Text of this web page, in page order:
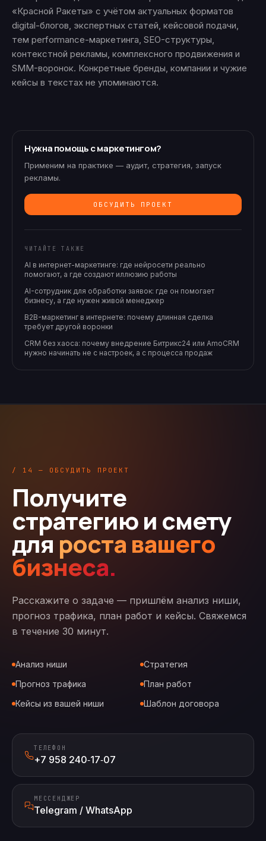
«Красной Ракеты» с учётом актуальных форматов
digital-блогов, экспертных статей, кейсовой подачи,
тем performance-маркетинга, SEO-структуры,
контекстной рекламы, комплексного продвижения и
SMM-воронок. Конкретные бренды, компании и чужие
кейсы в текстах не упоминаются.
Нужна помощь с маркетингом?
Применим на практике — аудит, стратегия, запуск
рекламы.
ОБСУДИТЬ ПРОЕКТ
ЧИТАЙТЕ ТАКЖЕ
AI в интернет-маркетинге: где нейросети реально
помогают, а где создают иллюзию работы
AI-сотрудник для обработки заявок: где он помогает
бизнесу, а где нужен живой менеджер
B2B-маркетинг в интернете: почему длинная сделка
требует другой воронки
CRM без хаоса: почему внедрение Битрикс24 или AmoCRM
нужно начинать не с настроек, а с процесса продаж
/ 14 — ОБСУДИТЬ ПРОЕКТ
Получите
стратегию и смету
для роста вашего
бизнеса.
Расскажите о задаче — пришлём анализ ниши,
прогноз трафика, план работ и кейсы. Свяжемся
в течение 30 минут.
Анализ ниши
Стратегия
Прогноз трафика
План работ
Кейсы из вашей ниши
Шаблон договора
ТЕЛЕФОН
+7 958 240‑17‑07
МЕССЕНДЖЕР
Telegram / WhatsApp